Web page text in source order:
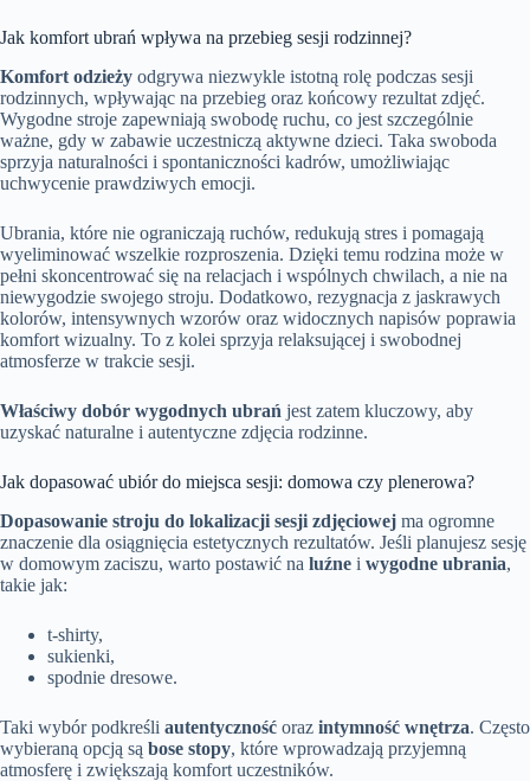
Jak komfort ubrań wpływa na przebieg sesji rodzinnej?
Komfort odzieży odgrywa niezwykle istotną rolę podczas sesji
rodzinnych, wpływając na przebieg oraz końcowy rezultat zdjęć.
Wygodne stroje zapewniają swobodę ruchu, co jest szczególnie
ważne, gdy w zabawie uczestniczą aktywne dzieci. Taka swoboda
sprzyja naturalności i spontaniczności kadrów, umożliwiając
uchwycenie prawdziwych emocji.
Ubrania, które nie ograniczają ruchów, redukują stres i pomagają
wyeliminować wszelkie rozproszenia. Dzięki temu rodzina może w
pełni skoncentrować się na relacjach i wspólnych chwilach, a nie na
niewygodzie swojego stroju. Dodatkowo, rezygnacja z jaskrawych
kolorów, intensywnych wzorów oraz widocznych napisów poprawia
komfort wizualny. To z kolei sprzyja relaksującej i swobodnej
atmosferze w trakcie sesji.
Właściwy dobór wygodnych ubrań jest zatem kluczowy, aby
uzyskać naturalne i autentyczne zdjęcia rodzinne.
Jak dopasować ubiór do miejsca sesji: domowa czy plenerowa?
Dopasowanie stroju do lokalizacji sesji zdjęciowej ma ogromne
znaczenie dla osiągnięcia estetycznych rezultatów. Jeśli planujesz sesję
w domowym zaciszu, warto postawić na luźne i wygodne ubrania,
takie jak:
t-shirty,
sukienki,
spodnie dresowe.
Taki wybór podkreśli autentyczność oraz intymność wnętrza. Często
wybieraną opcją są bose stopy, które wprowadzają przyjemną
atmosferę i zwiększają komfort uczestników.